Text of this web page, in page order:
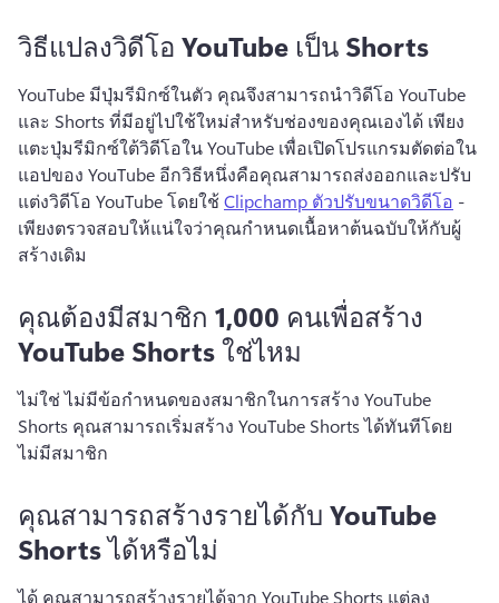
วิธีแปลงวิดีโอ YouTube เป็น Shorts
YouTube มีปุ่มรีมิกซ์ในตัว คุณจึงสามารถนำวิดีโอ YouTube
และ Shorts ที่มีอยู่ไปใช้ใหม่สำหรับช่องของคุณเองได้ เพียง
แตะปุ่มรีมิกซ์ใต้วิดีโอใน YouTube เพื่อเปิดโปรแกรมตัดต่อใน
แอปของ YouTube อีกวิธีหนึ่งคือคุณสามารถส่งออกและปรับ
แต่งวิดีโอ YouTube โดยใช้ Clipchamp ตัวปรับขนาดวิดีโอ -
เพียงตรวจสอบให้แน่ใจว่าคุณกําหนดเนื้อหาต้นฉบับให้กับผู้
สร้างเดิม
คุณต้องมีสมาชิก 1,000 คนเพื่อสร้าง
YouTube Shorts ใช่ไหม
ไม่ใช่ ไม่มีข้อกำหนดของสมาชิกในการสร้าง YouTube
Shorts คุณสามารถเริ่มสร้าง YouTube Shorts ได้ทันทีโดย
ไม่มีสมาชิก
คุณสามารถสร้างรายได้กับ YouTube
Shorts ได้หรือไม่
ได้ คุณสามารถสร้างรายได้จาก YouTube Shorts แต่ลง